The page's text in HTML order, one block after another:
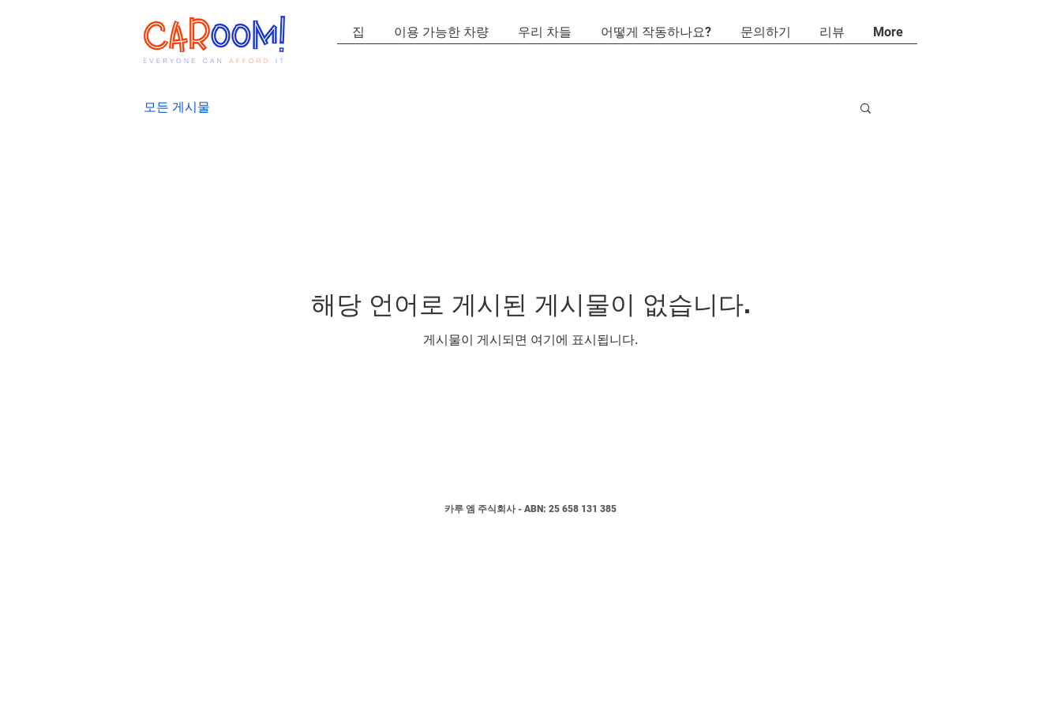
집 이용 가능한 차량 우리 차들 어떻게 작동하나요? 문의하기 리뷰 More
모든 게시물
해당 언어로 게시된 게시물이 없습니다.
게시물이 게시되면 여기에 표시됩니다.
카루 엠 주식회사 - ABN: 25 658 131 385